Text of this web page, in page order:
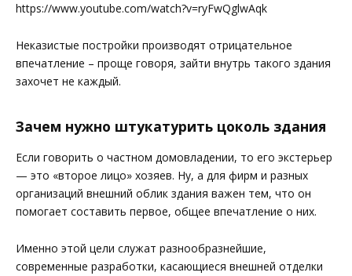
https://www.youtube.com/watch?v=ryFwQglwAqk
Неказистые постройки производят отрицательное
впечатление – проще говоря, зайти внутрь такого здания
захочет не каждый.
Зачем нужно штукатурить цоколь здания
Если говорить о частном домовладении, то его экстерьер
— это «второе лицо» хозяев. Ну, а для фирм и разных
организаций внешний облик здания важен тем, что он
помогает составить первое, общее впечатление о них.
Именно этой цели служат разнообразнейшие,
современные разработки, касающиеся внешней отделки